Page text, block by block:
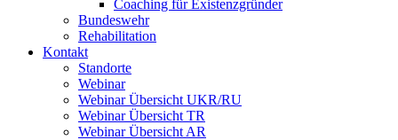
Coaching für Existenzgründer
Bundeswehr
Rehabilitation
Kontakt
Standorte
Webinar
Webinar Übersicht UKR/RU
Webinar Übersicht TR
Webinar Übersicht AR